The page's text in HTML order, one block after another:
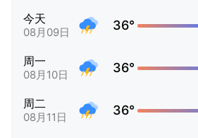
今天
08月09日 36°
周一
08月10日 36°
周二
08月11日 36°